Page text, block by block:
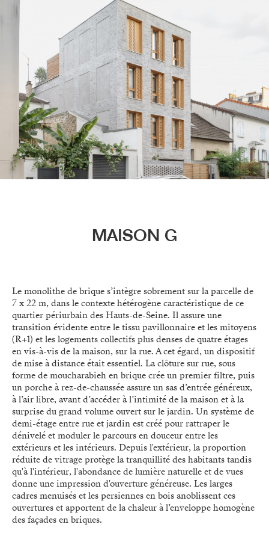
MAISON G
Le monolithe de brique s’intègre sobrement sur la parcelle de
7 x 22 m, dans le contexte hétérogène caractéristique de ce
quartier périurbain des Hauts-de-Seine. Il assure une
transition évidente entre le tissu pavillonnaire et les mitoyens
(R+1) et les logements collectifs plus denses de quatre étages
en vis-à-vis de la maison, sur la rue. A cet égard, un dispositif
de mise à distance était essentiel. La clôture sur rue, sous
forme de moucharabieh en brique crée un premier filtre, puis
un porche à rez-de-chaussée assure un sas d’entrée généreux,
à l’air libre, avant d’accéder à l’intimité de la maison et à la
surprise du grand volume ouvert sur le jardin. Un système de
demi-étage entre rue et jardin est créé pour rattraper le
dénivelé et moduler le parcours en douceur entre les
extérieurs et les intérieurs. Depuis l'extérieur, la proportion
réduite de vitrage protège la tranquillité des habitants tandis
qu'à l'intérieur, l'abondance de lumière naturelle et de vues
donne une impression d'ouverture généreuse. Les larges
cadres menuisés et les persiennes en bois anoblissent ces
ouvertures et apportent de la chaleur à l’enveloppe homogène
des façades en briques.